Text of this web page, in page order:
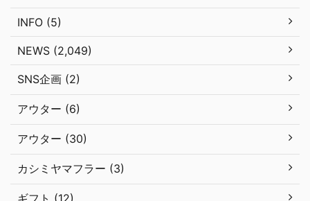
INFO (5)
NEWS (2,049)
SNS企画 (2)
アウター (6)
アウター (30)
カシミヤマフラー (3)
ギフト (12)